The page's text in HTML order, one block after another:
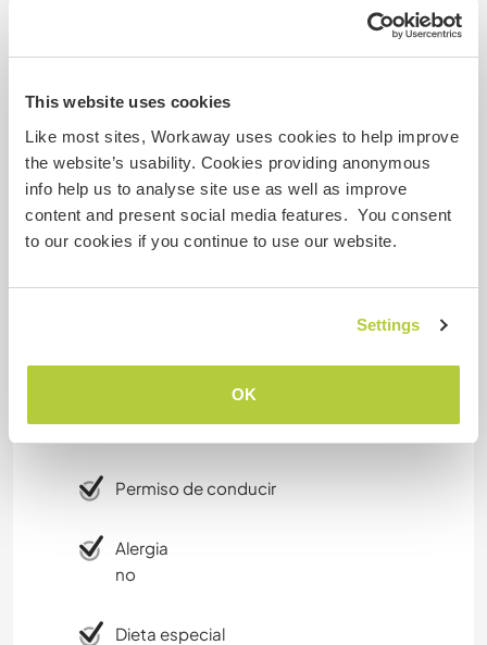
This website uses cookies
Like most sites, Workaway uses cookies to help improve
the website’s usability. Cookies providing anonymous
info help us to analyse site use as well as improve
content and present social media features. You consent
to our cookies if you continue to use our website.
Settings
OK
ANIMALES
construction and renovation challenges, such as
I have diploma in landscaper, animation with
children, first aid and most recently have done
my french mountain leader diploma.
Fumador
Permiso de conducir
Alergia
no
Dieta especial